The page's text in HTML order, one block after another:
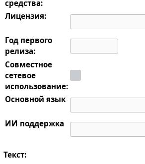
средства:
Лицензия:
Год первого
релиза:
Совместное
сетевое
использование:
Основной язык
ИИ поддержка
Текст: